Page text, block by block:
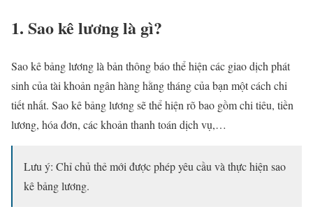
1. Sao kê lương là gì?
Sao kê bảng lương là bản thông báo thể hiện các giao dịch phát
sinh của tài khoản ngân hàng hằng tháng của bạn một cách chi
tiết nhất. Sao kê bảng lương sẽ thể hiện rõ bao gồm chi tiêu, tiền
lương, hóa đơn, các khoản thanh toán dịch vụ,…
Lưu ý: Chỉ chủ thẻ mới được phép yêu cầu và thực hiện sao
kê bảng lương.